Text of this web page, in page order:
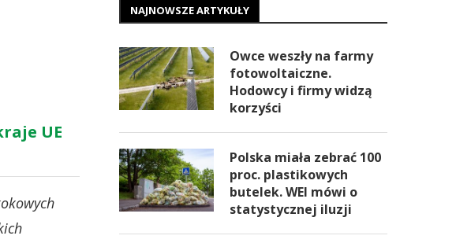
UE
NAJNOWSZE ARTYKUŁY
Owce weszły na farmy
fotowoltaiczne.
Hodowcy i firmy widzą
korzyści
Polska miała zebrać 100
proc. plastikowych
butelek. WEI mówi o
statystycznej iluzji